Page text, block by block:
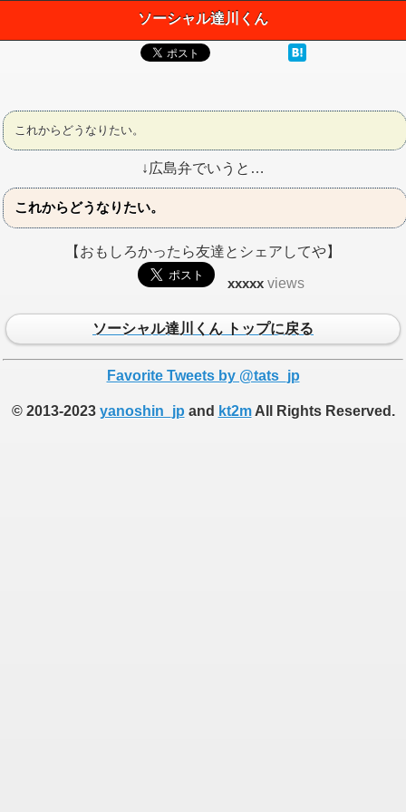
ソーシャル達川くん
これからどうなりたい。
↓広島弁でいうと…
これからどうなりたい。
【おもしろかったら友達とシェアしてや】
xxxxx views
ソーシャル達川くん トップに戻る
Favorite Tweets by @tats_jp
© 2013-2023 yanoshin_jp and kt2mAll Rights Reserved.